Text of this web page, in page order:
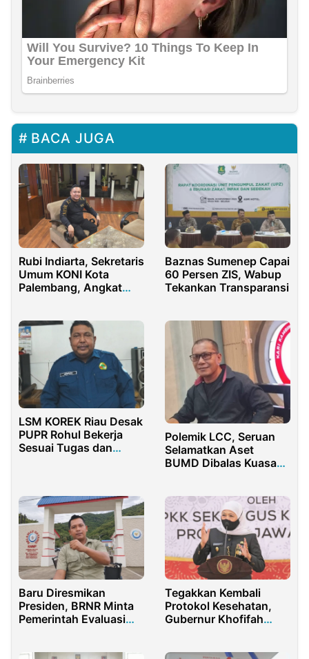
BACA JUGA
Rubi Indiarta, Sekretaris
Umum KONI Kota
Palembang, Angkat
Baznas Sumenep Capai
60 Persen ZIS, Wabup
Tekankan Transparansi
LSM KOREK Riau Desak
PUPR Rohul Bekerja
Sesuai Tugas dan
Polemik LCC, Seruan
Selamatkan Aset
BUMD Dibalas Kuasa
Baru Diresmikan
Presiden, BRNR Minta
Pemerintah Evaluasi
Tegakkan Kembali
Protokol Kesehatan,
Gubernur Khofifah